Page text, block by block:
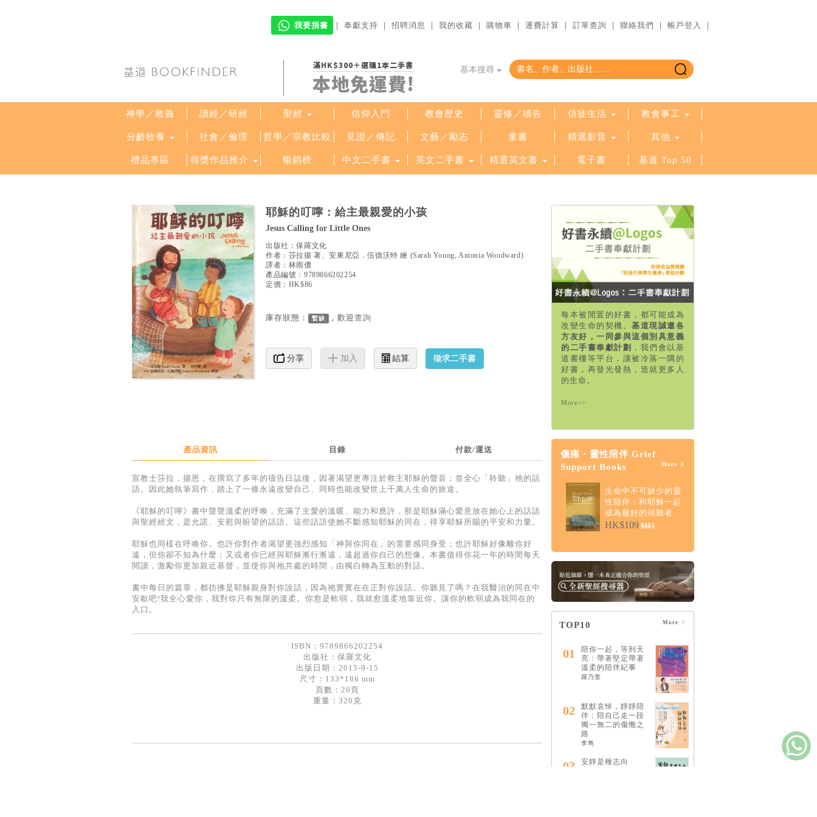
我要捐書 ｜ 奉獻支持 ｜ 招聘消息 ｜ 我的收藏 ｜ 購物車 ｜ 運費計算 ｜ 訂單查詢 ｜ 聯絡我們 ｜ 帳戶登入 ｜
滿HK$300＋選購1本二手書
本地免運費!
基本搜尋
神學／教義 讀經／研經 聖經 信仰入門 教會歷史 靈修／禱告 信徒生活 教會事工
分齡牧養 社會／倫理 哲學／宗教比較 見證／傳記 文藝／勵志 童書 精選影音 其他
禮品專區 得獎作品推介 暢銷榜 中文二手書 英文二手書 精選英文書 電子書 基道 Top 50
耶穌的叮嚀：給主最親愛的小孩
Jesus Calling for Little Ones
出版社：保羅文化
作者： 莎拉揚 著、安東尼亞．伍德沃特 繪 (Sarah Young, Antonia Woodward)
譯者： 林雨儂
產品編號： 9789866202254
定價：HK$86
庫存狀態： 暫缺 ，歡迎查詢
分享 加入 結算 徵求二手書
產品資訊 目錄 付款/運送
宣教士莎拉．揚恩，在撰寫了多年的禱告日誌後，因著渴望更專注於​救主耶穌的聲音；並全心「聆聽」祂的話
語。因此她執筆寫作，踏上​了一條永遠改變自己、同時也能改變世上千萬人生命的旅途。
《耶穌的叮嚀》書中聲聲溫柔的呼喚，充滿了主愛的溫暖、能力​和應許，那是耶穌滿心愛意放在她心上的話語
與聖經經文，是允諾、​安慰與盼望的話語。這些話語使她不斷感知耶穌的同在，得享耶穌所​賜的平安和力量。
耶穌也同樣在呼喚你。也許你對作者渴望更強烈感知「神與你同​在」的需要感同身受；也許耶穌好像離你好
遠，但你卻不知為什麼；​又或者你已經與耶穌漸行漸遠，遠超過你自己的想像。本書值得你花​一年的時間每天
閱讀，激勵你更加親近基督，並使你與祂共處的時間​，由獨白轉為互動的對話。
書中每日的篇章，都彷彿是耶穌親身對你說話，因為祂實實在在​正對你說話。你聽見了嗎？在我醫治的同在中
安歇吧!我全心愛你，我對你只有無限的溫柔。你愈是軟弱，我就愈溫柔地靠近你。讓你的軟弱成為我同在的
入口。
ISBN：9789866202254
出版社： 保羅文化
出版日期：2015-9-15
尺寸：133*186 mm
頁數：26頁
重量：320克
每本被閒置的好書，都可能成為
改變生命的契機。基道現誠邀各
方友好，一同參與這個別具意義
的二手書奉獻計劃 ，我們會以基
道書樓等平台，讓被冷落一隅的
好書，再發光發熱，造就更多人
的生命。
More>>
傷痛・靈性陪伴 Grief
Support Books
More
生命中不可缺少的靈
性陪伴：和耶穌一起
成為最好的傾聽者
HK$109 $115
TOP10 More
01
陪你一起，等到天
亮：帶著堅定帶著
溫柔的陪伴紀事
羅乃萱
02
默默哀悼，靜靜陪
伴：陪自己走一段
獨一無二的傷慟之
路
李雋
03 安靜是種志向